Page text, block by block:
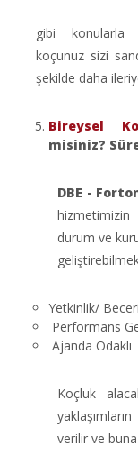
gibi konularla
koçunuz sizi
şekilde daha
Bireysel
misiniz?
DBE -
durum ve
Yetkinlik/
Performans
Ajanda Odaklı
Koçluk
verilir ve